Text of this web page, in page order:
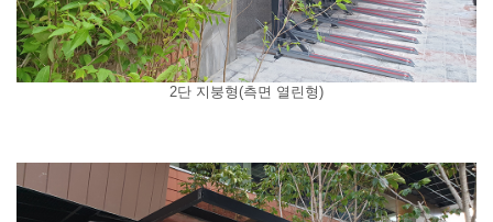
2단 지붕형(측면 열린형)